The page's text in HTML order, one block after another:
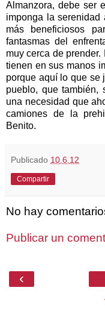
Almanzora, debe ser
imponga la serenidad
más beneficiosos
fantasmas del
muy cerca de
tienen en sus manos
porque aquí lo que se
pueblo, que también,
una necesidad que
camiones de la
Benito.
Publicado 10.6.12
Compartir
No hay
Publicar un
‹